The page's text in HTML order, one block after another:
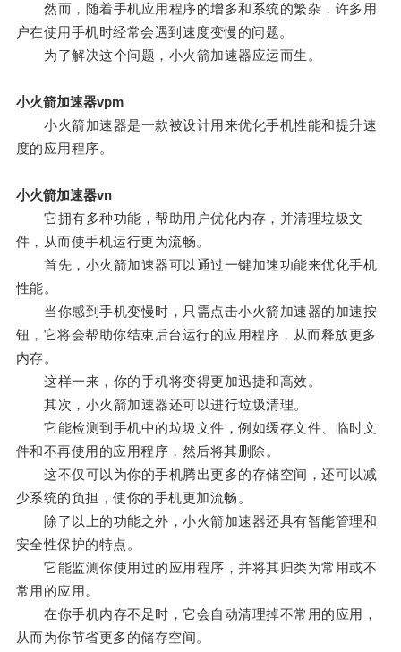
然而，随着手机应用程序的增多和系统的繁杂，许多用
户在使用手机时经常会遇到速度变慢的问题。
为了解决这个问题，小火箭加速器应运而生。
小火箭加速器vpm
小火箭加速器是一款被设计用来优化手机性能和提升速
度的应用程序。
小火箭加速器vn
它拥有多种功能，帮助用户优化内存，并清理垃圾文
件，从而使手机运行更为流畅。
首先，小火箭加速器可以通过一键加速功能来优化手机
性能。
当你感到手机变慢时，只需点击小火箭加速器的加速按
钮，它将会帮助你结束后台运行的应用程序，从而释放更多
内存。
这样一来，你的手机将变得更加迅捷和高效。
其次，小火箭加速器还可以进行垃圾清理。
它能检测到手机中的垃圾文件，例如缓存文件、临时文
件和不再使用的应用程序，然后将其删除。
这不仅可以为你的手机腾出更多的存储空间，还可以减
少系统的负担，使你的手机更加流畅。
除了以上的功能之外，小火箭加速器还具有智能管理和
安全性保护的特点。
它能监测你使用过的应用程序，并将其归类为常用或不
常用的应用。
在你手机内存不足时，它会自动清理掉不常用的应用，
从而为你节省更多的储存空间。